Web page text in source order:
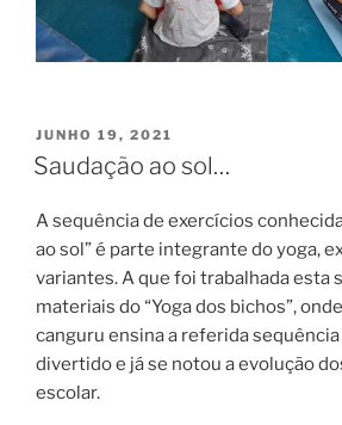
PUBLICADO
EM
JUNHO 19, 2021
Saudação ao sol…
A sequência de exercícios
ao sol” é parte integrante do yoga,
variantes. A que foi trabalhada esta
materiais do “Yoga dos bichos”,
canguru ensina a referida sequência
divertido e já se notou a evolução
escolar.